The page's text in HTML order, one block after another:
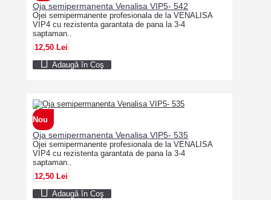
Oja semipermanenta Venalisa VIP5- 542
Ojei semipermanente profesionala de la VENALISA
VIP4 cu rezistenta garantata de pana la 3-4
saptaman..
12,50 Lei
Adaugă în Coş
Nou
Oja semipermanenta Venalisa VIP5- 535
Ojei semipermanente profesionala de la VENALISA
VIP4 cu rezistenta garantata de pana la 3-4
saptaman..
12,50 Lei
Adaugă în Coş